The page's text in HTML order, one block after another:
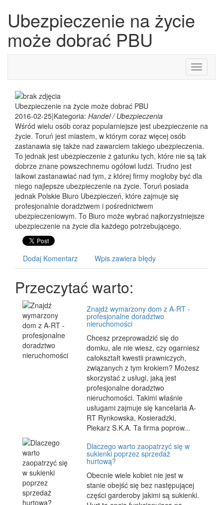
Ubezpieczenie na życie
może dobrać PBU
Toggle
Ubezpieczenie na życie może dobrać PBU
2016-02-25|Kategoria: Handel / Ubezpieczenia
Wśród wielu osób coraz popularniejsze jest ubezpieczenie na
życie. Toruń jest miastem, w którym coraz więcej osób
zastanawia się także nad zawarciem takiego ubezpieczenia.
To jednak jest ubezpieczenie z gatunku tych, które nie są tak
dobrze znane powszechnemu ogółowi ludzi. Trudno jest
laikowi zastanawiać nad tym, z której firmy mogłoby być dla
niego najlepsze ubezpieczenie na życie. Toruń posiada
jednak Polskie Biuro Ubezpieczeń, które zajmuje się
profesjonalnie doradztwem i pośrednictwem
ubezpieczeniowym. To Biuro może wybrać najkorzystniejsze
ubezpieczenie na życie dla każdego potrzebującego.
Dodaj Komentarz Wpis zawiera błędy
Przeczytać warto:
Znajdź wymarzony dom z A-RT -
profesjonalne doradztwo
nieruchomości
Chcesz przeprowadzić się do
domku, ale nie wiesz, czy ogarniesz
całokształt kwestii prawniczych,
związanych z tym krokiem? Możesz
skorzystać z usługi, jaką jest
profesjonalne doradztwo
nieruchomości. Takimi właśnie
usługami zajmuje się kancelaria A-
RT Rynkowska, Kosieradzki,
Piekarz S.K.A. Ta firma poprow...
Dlaczego warto zaopatrzyć się w
sukienki poprzez sprzedaż
hurtową?
Obecnie wiele kobiet nie jest w
stanie obejść się bez następującej
części garderoby jakimi są sukienki.